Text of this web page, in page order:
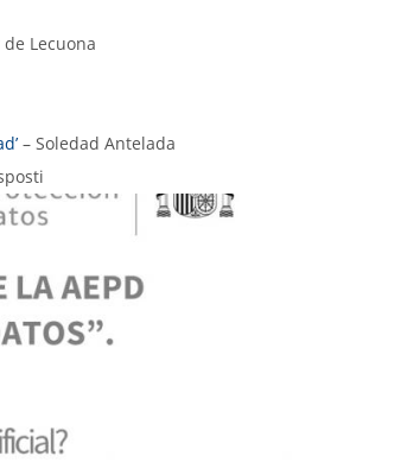
Lecuona
– Soledad Antelada